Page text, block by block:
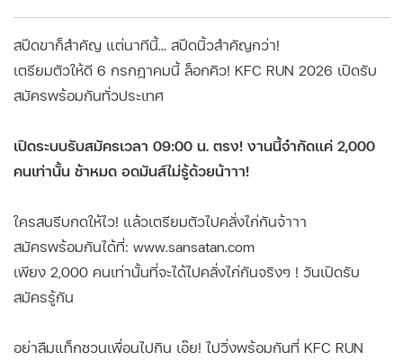
สปีดขาก็สำคัญ แต่นาทีนี้... สปีดนิ้วสำคัญกว่า!
เตรียมตัวให้ดี 6 กรกฎาคมนี้ ล็อกคิว! KFC RUN 2026 เปิดรับ
สมัครพร้อมกันทั่วประเทศ
เปิดระบบรับสมัครเวลา 09:00 น. ตรง! งานนี้จำกัดแค่ 2,000
คนเท่านั้น ช้าหมด อดมันส์ไม่รู้ด้วยน้าาา!
ใครสนรีบกดให้ไว! แล้วเตรียมตัวไปคลั่งไก่กันจ้าาา
สมัครพร้อมกันได้ที่: www.sansatan.com
เพียง 2,000 คนเท่านั้นที่จะได้ไปคลั่งไก่กันจริงๆ ! วันเปิดรับ
สมัครรู้กัน
อย่าลืมแท็กชวนเพื่อนไปกิน เอ๊ย! ไปวิ่งพร้อมกันที่ KFC RUN